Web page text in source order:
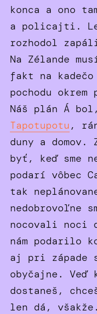
konca a ono
a policajti.
rozhodol
Na Zélande
fakt na
pochodu
Náš plán Á
Tapotupotu,
duny a domov.
byť, keď sme
podarí vôbec
tak
nedobrovoľne
nocovali noci
nám podarilo
aj pri západe
obyčajne. Veď
dostaneš,
len dá, všakže.